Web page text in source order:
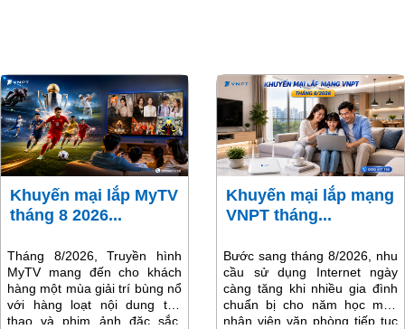
Khuyến mại lắp MyTV
tháng 8 2026...
Tháng 8/2026, Truyền hình
MyTV mang đến cho khách
hàng một mùa giải trí bùng nổ
với hàng loạt nội dung thể
thao và phim ảnh đặc sắc.
Khuyến mại lắp mạng
VNPT tháng...
Bước sang tháng 8/2026, nhu
cầu sử dụng Internet ngày
càng tăng khi nhiều gia đình
chuẩn bị cho năm học mới,
nhân viên văn phòng tiếp tục